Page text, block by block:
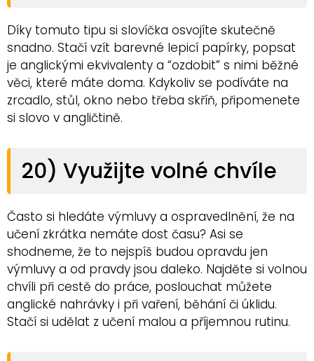
Díky tomuto tipu si slovíčka osvojíte skutečně
snadno. Stačí vzít barevné lepicí papírky, popsat
je anglickými ekvivalenty a “ozdobit” s nimi běžné
věci, které máte doma. Kdykoliv se podíváte na
zrcadlo, stůl, okno nebo třeba skříň, připomenete
si slovo v angličtině.
20) Využijte volné chvíle
Často si hledáte výmluvy a ospravedlnění, že na
učení zkrátka nemáte dost času? Asi se
shodneme, že to nejspíš budou opravdu jen
výmluvy a od pravdy jsou daleko. Najděte si volnou
chvíli při cestě do práce, poslouchat můžete
anglické nahrávky i při vaření, běhání či úklidu.
Stačí si udělat z učení malou a příjemnou rutinu.